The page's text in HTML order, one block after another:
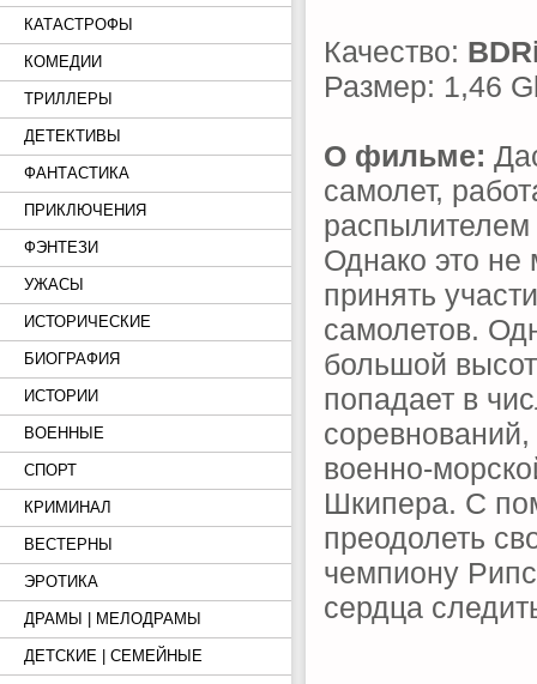
КАТАСТРОФЫ
КОМЕДИИ
ТРИЛЛЕРЫ
ДЕТЕКТИВЫ
ФАНТАСТИКА
ПРИКЛЮЧЕНИЯ
ФЭНТЕЗИ
УЖАСЫ
ИСТОРИЧЕСКИЕ
БИОГРАФИЯ
ИСТОРИИ
ВОЕННЫЕ
СПОРТ
КРИМИНАЛ
ВЕСТЕРНЫ
ЭРОТИКА
ДРАМЫ | МЕЛОДРАМЫ
ДЕТСКИЕ | СЕМЕЙНЫЕ
Качество:
Размер: 1,46
О фильме:
самолет,
Однако это
принять
самолетов.
большой
попадает в
военно-
Шкипера. С
преодолеть
чемпиону
сердца